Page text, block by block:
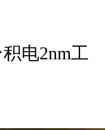
电2nm工